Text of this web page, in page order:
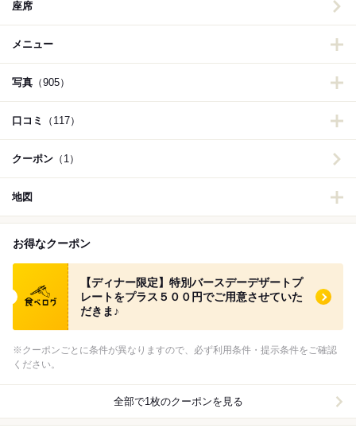
座席
メニュー
写真 （905）
口コミ （117）
クーポン （1）
地図
お得なクーポン
食べログ クーポン
【ディナー限定】特別バースデーデザートプ
レートをプラス５００円でご用意させていた
だきま♪
※クーポンごとに条件が異なりますので、必ず利用条件・提示条件をご確認
ください。
全部で1枚のクーポンを見る